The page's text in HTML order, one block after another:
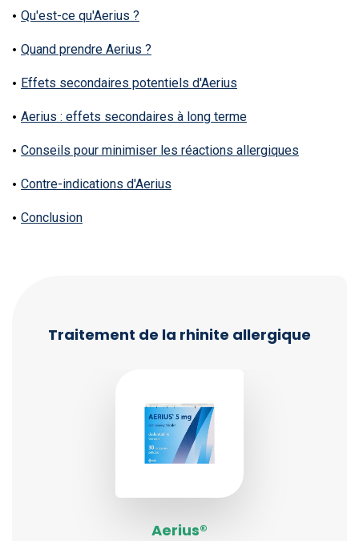
Qu'est-ce qu'Aerius ?
Quand prendre Aerius ?
Effets secondaires potentiels d'Aerius
Aerius : effets secondaires à long terme
Conseils pour minimiser les réactions allergiques
Contre-indications d'Aerius
Conclusion
Traitement de la rhinite allergique
Aerius®